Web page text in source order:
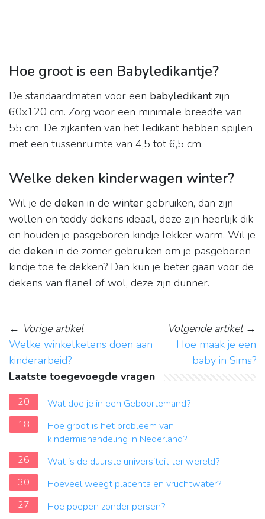
Hoe groot is een Babyledikantje?
De standaardmaten voor een babyledikantzijn
60x120 cm. Zorg voor een minimale breedte van
55 cm. De zijkanten van het ledikant hebben spijlen
met een tussenruimte van 4,5 tot 6,5 cm.
Welke deken kinderwagen winter?
Wil je de deken in de winter gebruiken, dan zijn
wollen en teddy dekens ideaal, deze zijn heerlijk dik
en houden je pasgeboren kindje lekker warm. Wil je
de deken in de zomer gebruiken om je pasgeboren
kindje toe te dekken? Dan kun je beter gaan voor de
dekens van flanel of wol, deze zijn dunner.
← Vorige artikel
Welke winkelketens doen aan
kinderarbeid?
Volgende artikel→
Hoe maak je een
baby in Sims?
Laatste toegevoegde vragen
20
Wat doe je in een Geboortemand?
18
Hoe groot is het probleem van
kindermishandeling in Nederland?
26
Wat is de duurste universiteit ter wereld?
30
Hoeveel weegt placenta en vruchtwater?
27
Hoe poepen zonder persen?